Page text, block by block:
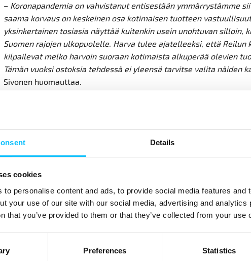
Details
cookies
to personalise content and ads, to provide social media features and
your use of our site with our social media, advertising and
that you’ve provided to them or that they’ve collected from your use
Preferences Statistics
– Koronapandemia on vahvistanut entisestään ymmärrystämme
saama korvaus on keskeinen osa kotimaisen tuotteen
yksinkertainen tosiasia näyttää kuitenkin usein unohtuvan silloin,
Suomen rajojen ulkopuolelle. Harva tulee ajatelleeksi, että Reilun
kilpailevat melko harvoin suoraan kotimaista alkuperää olevien
Tämän vuoksi ostoksia tehdessä ei yleensä tarvitse valita näiden
Sivonen huomauttaa.
kahvia, teetä tai kukkia, tai raaka-aineita, kuten puuvillaa.
Reilu kauppa kiinnostaa kysynnän ja kävijämäärien valossa
enemmän
Poikkeusaika näkyy Reilu kauppa ry:n tuotteiden kysynnässä sekä
kiinnostuksena järjestön toimintaa kohtaan.
–Reilun kaupan suklaiden ja viinien kysynnässä on koronan
mutta selkeää kasvua. Myös Reilun kaupan kukat ovat kevään